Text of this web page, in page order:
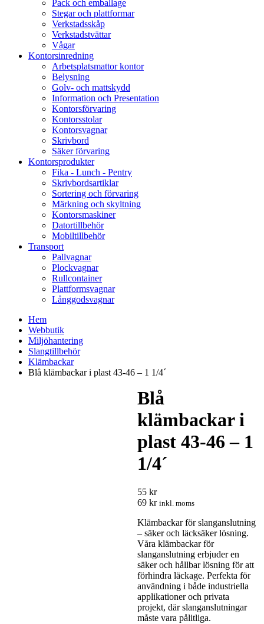
Pack och emballage
Stegar och plattformar
Verkstadsskåp
Verkstadstvättar
Vågar
Kontorsinredning
Arbetsplatsmattor kontor
Belysning
Golv- och mattskydd
Information och Presentation
Kontorsförvaring
Kontorsstolar
Kontorsvagnar
Skrivbord
Säker förvaring
Kontorsprodukter
Fika - Lunch - Pentry
Skrivbordsartiklar
Sortering och förvaring
Märkning och skyltning
Kontorsmaskiner
Datortillbehör
Mobiltillbehör
Transport
Pallvagnar
Plockvagnar
Rullcontainer
Plattformsvagnar
Långgodsvagnar
Hem
Webbutik
Miljöhantering
Slangtillbehör
Klämbackar
Blå klämbackar i plast 43-46 – 1 1/4´
Blå
klämbackar i
plast 43-46 – 1
1/4´
55 kr
69 kr inkl. moms
Klämbackar för slanganslutning
– säker och läcksäker lösning.
Våra klämbackar för
slanganslutning erbjuder en
säker och hållbar lösning för att
förhindra läckage. Perfekta för
användning i både industriella
applikationer och privata
projekt, där slanganslutningar
måste vara pålitliga.